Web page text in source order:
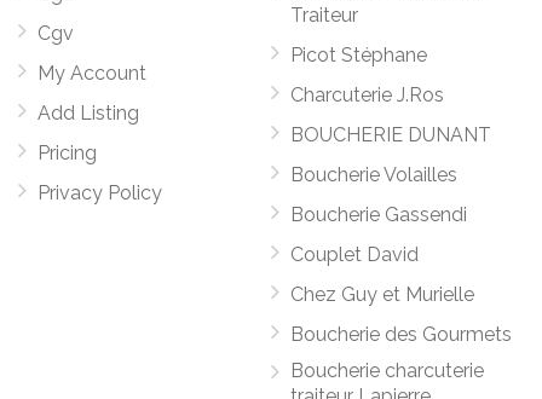
Cgv
My Account
Add Listing
Pricing
Privacy Policy
Traiteur
Picot Stéphane
Charcuterie J.Ros
BOUCHERIE DUNANT
Boucherie Volailles
Boucherie Gassendi
Couplet David
Chez Guy et Murielle
Boucherie des Gourmets
Boucherie charcuterie